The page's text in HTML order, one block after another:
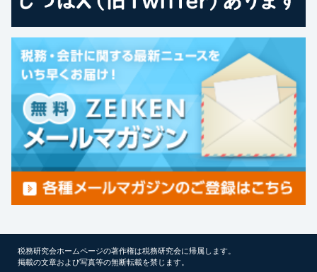
税務研究会ホームページの著作権は税務研究会に帰属します。
掲載の文章および写真等の無断転載を禁じます。